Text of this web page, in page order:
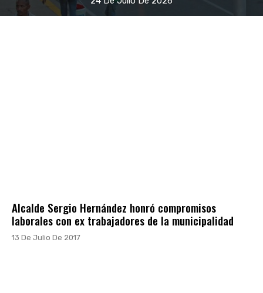
Alcalde Sergio Hernández honró compromisos
laborales con ex trabajadores de la municipalidad
13 De Julio De 2017